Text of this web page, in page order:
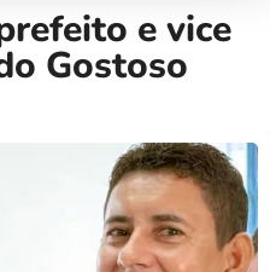
e vice
Gostoso